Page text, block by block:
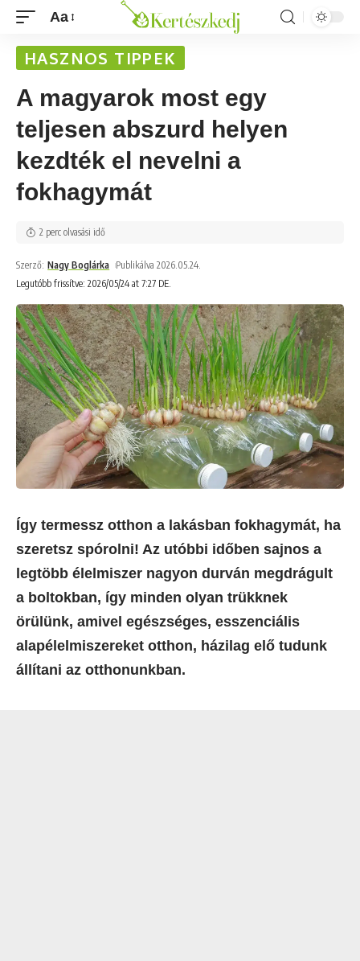
Aa
HASZNOS TIPPEK
A magyarok most egy
teljesen abszurd helyen
kezdték el nevelni a
fokhagymát
Legutóbb frissítve: 2026/05/24 at 7:27 DE.
Szerző: Nagy Boglárka Publikálva 2026.05.24.
2 perc olvasási idő
Így termessz otthon a lakásban fokhagymát, ha
szeretsz spórolni! Az utóbbi időben sajnos a
legtöbb élelmiszer nagyon durván megdrágult
a boltokban, így minden olyan trükknek
örülünk, amivel egészséges, esszenciális
alapélelmiszereket otthon, házilag elő tudunk
állítani az otthonunkban.